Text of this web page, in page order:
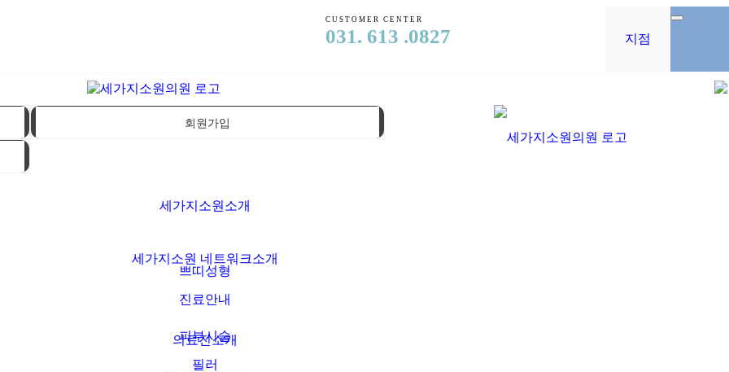
CUSTOMER CENTER
031. 613 .0827 지점
회원가입
세가지소원소개
세가지소원 네트워크소개
진료안내
의료진소개
쁘띠성형
필러
피부시술